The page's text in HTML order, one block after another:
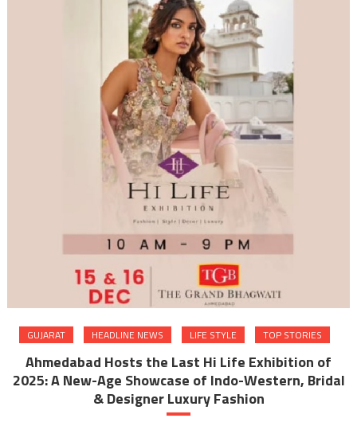
GUJARAT HEADLINE NEWS LIFE STYLE TOP STORIES
Ahmedabad Hosts the Last Hi Life Exhibition of
2025: A New-Age Showcase of Indo-Western, Bridal
& Designer Luxury Fashion